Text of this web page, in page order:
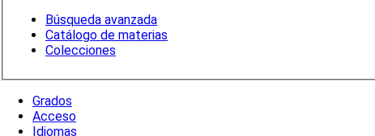
Búsqueda avanzada
Catálogo de materias
Colecciones
Grados
Acceso
Idiomas